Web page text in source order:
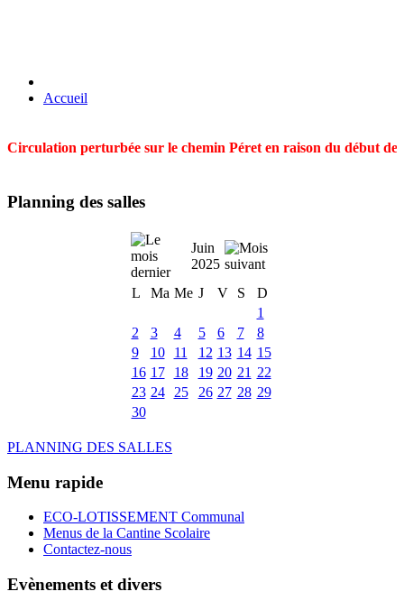
Accueil
Circulation perturbée sur le chemin Péret en raison du début
Planning des salles
Juin
2025
L
Ma Me J V S
D
1
2
3 4 5 6 7
8
9
10 11 12 13 14 15
16 17 18 19 20 21 22
23 24 25 26 27 28 29
30
PLANNING DES SALLES
Menu rapide
ECO-LOTISSEMENT Communal
Menus de la Cantine Scolaire
Contactez-nous
Evènements et divers